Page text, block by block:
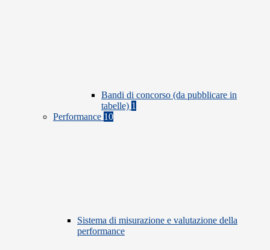
Bandi di concorso (da pubblicare in
tabelle) 1
Performance 10
Sistema di misurazione e valutazione della
performance